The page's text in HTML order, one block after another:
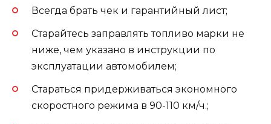
Всегда брать чек и гарантийный лист;
Старайтесь заправлять топливо марки не
ниже, чем указано в инструкции по
эксплуатации автомобилем;
Стараться придерживаться экономного
скоростного режима в 90-110 км/ч.;